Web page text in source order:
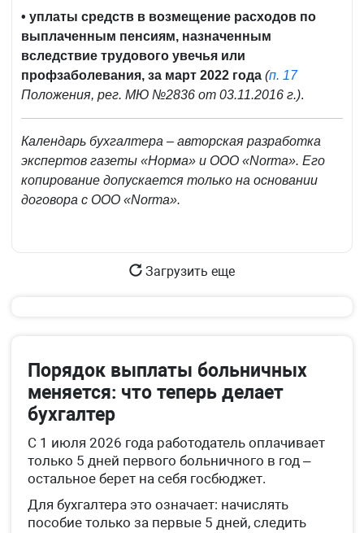
• уплаты средств в возмещение расходов по
выплаченным пенсиям, назначенным
вследствие трудового увечья или
профзаболевания, за март 2022 года (п. 17
Положения, рег. МЮ №2836 от 03.11.2016 г.).
Календарь бухгалтера – авторская разработка
экспертов газеты «Норма» и ООО «Norma». Его
копирование допускается только на основании
договора с ООО «Norma».
Загрузить еще
Порядок выплаты больничных
меняется: что теперь делает
бухгалтер
С 1 июля 2026 года работодатель оплачивает
только 5 дней первого больничного в год –
остальное берет на себя госбюджет.
Для бухгалтера это означает: начислять
пособие только за первые 5 дней, следить